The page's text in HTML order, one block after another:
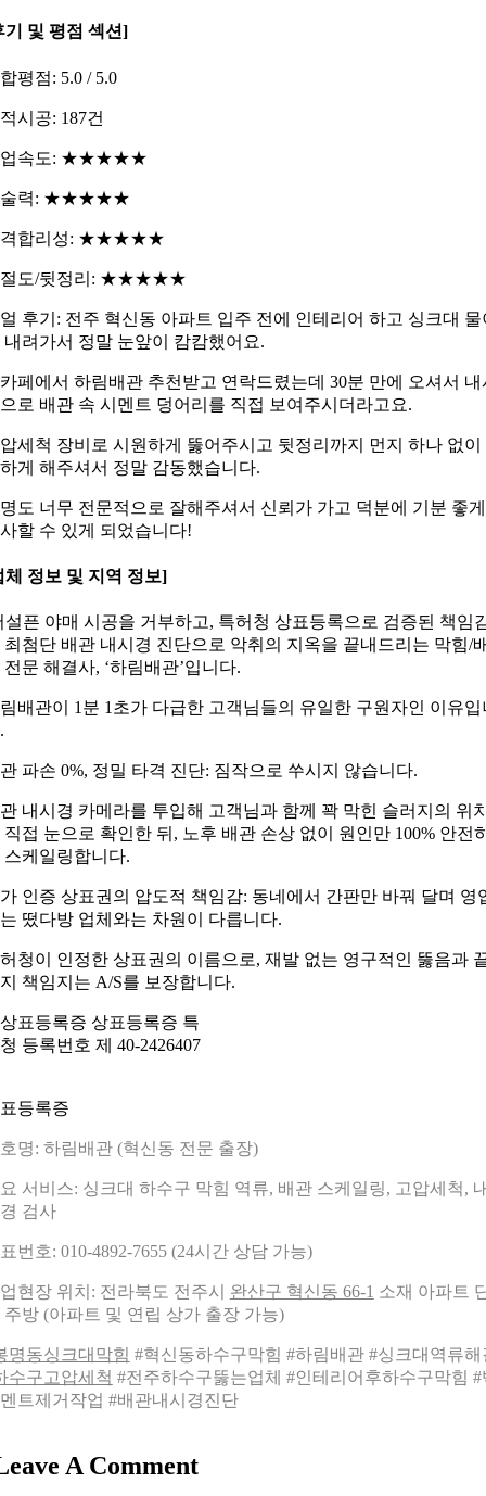
기 및 평점 섹션]
평점: 5.0 / 5.0
시공: 187건
업속도: ★★★★★
술력: ★★★★★
격합리성: ★★★★★
절도/뒷정리: ★★★★★
후기: 전주 혁신동 아파트 입주 전에 인테리어 하고 싱크대 물
내려가서 정말 눈앞이 캄캄했어요.
페에서 하림배관 추천받고 연락드렸는데 30분 만에 오셔서 내
로 배관 속 시멘트 덩어리를 직접 보여주시더라고요.
세척 장비로 시원하게 뚫어주시고 뒷정리까지 먼지 하나 없이
게 해주셔서 정말 감동했습니다.
도 너무 전문적으로 잘해주셔서 신뢰가 가고 덕분에 기분 좋게
할 수 있게 되었습니다!
체 정보 및 지역 정보]
설픈 야매 시공을 거부하고, 특허청 상표등록으로 검증된 책임
최첨단 배관 내시경 진단으로 악취의 지옥을 끝내드리는 막힘/
전문 해결사, ‘하림배관’입니다.
배관이 1분 1초가 다급한 고객님들의 유일한 구원자인 이유입
파손 0%, 정밀 타격 진단: 짐작으로 쑤시지 않습니다.
내시경 카메라를 투입해 고객님과 함께 꽉 막힌 슬러지의 위
직접 눈으로 확인한 뒤, 노후 배관 손상 없이 원인만 100% 안전
스케일링합니다.
인증 상표권의 압도적 책임감: 동네에서 간판만 바꿔 달며 영
떴다방 업체와는 차원이 다릅니다.
청이 인정한 상표권의 이름으로, 재발 없는 영구적인 뚫음과
책임지는 A/S를 보장합니다.
등록증
명: 하림배관 (혁신동 전문 출장)
서비스: 싱크대 하수구 막힘 역류, 배관 스케일링, 고압세척,
검사
번호: 010-4892-7655 (24시간 상담 가능)
현장 위치: 전라북도 전주시 완산구 혁신동 66-1 소재 아파트
주방 (아파트 및 연립 상가 출장 가능)
명동싱크대막힘 #혁신동하수구막힘 #하림배관 #싱크대역류해
수구고압세척 #전주하수구뚫는업체 #인테리어후하수구막힘 #
트제거작업 #배관내시경진단
A Comment